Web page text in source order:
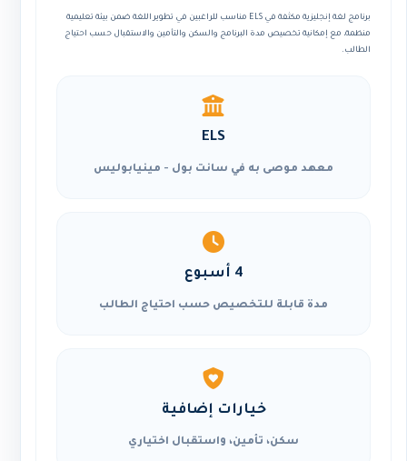
برنامج لغة إنجليزية مكثفة في ELS مناسب للراغبين في تطوير اللغة ضمن بيئة تعليمية
منظمة، مع إمكانية تخصيص مدة البرنامج والسكن والتأمين والاستقبال حسب احتياج
الطالب.
ELS
معهد موصى به في سانت بول - مينيابوليس
4 أسبوع
مدة قابلة للتخصيص حسب احتياج الطالب
خيارات إضافية
سكن، تأمين، واستقبال اختياري